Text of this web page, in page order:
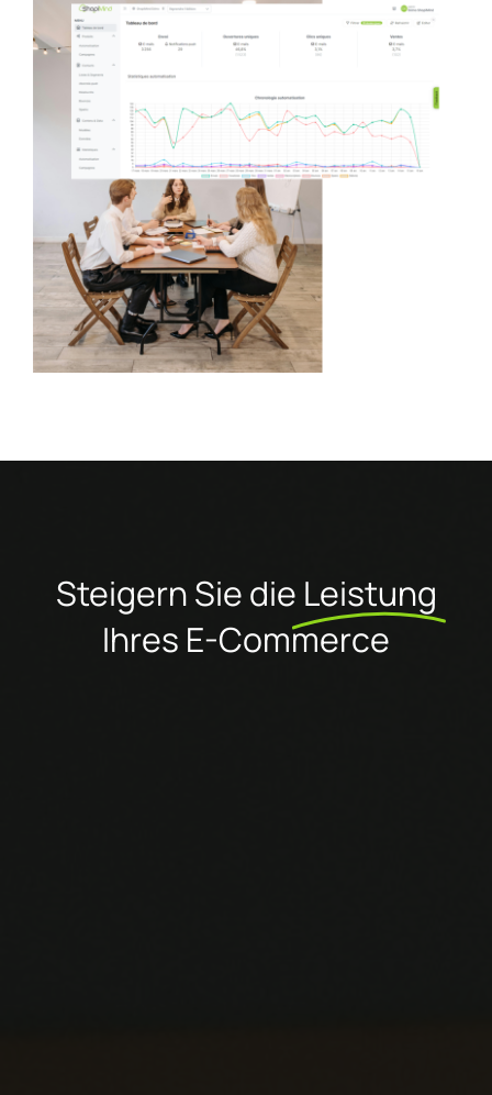
Steigern Sie die Leistung
Ihres E-Commerce